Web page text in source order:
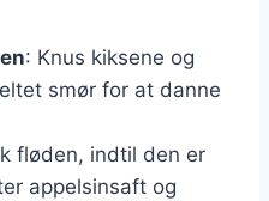
: Knus kiksene og
smør for at danne
fløden, indtil den er
appelsinsaft og